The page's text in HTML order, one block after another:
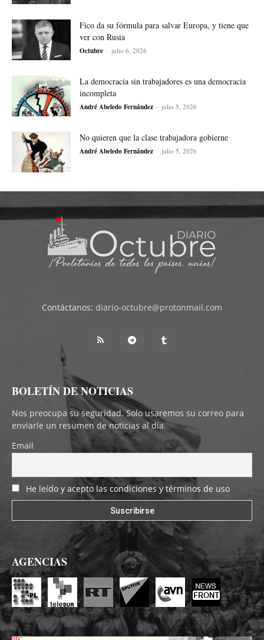
Fico da su fórmula para salvar Europa, y tiene que
ver con Rusia
Octubre - julio 6, 2026
La democracia sin trabajadores es una democracia
incompleta
André Abeledo Fernández - julio 5, 2026
No quieren que la clase trabajadora gobierne
André Abeledo Fernández - julio 5, 2026
Contáctanos: diario-octubre@protonmail.com
BOLETÍN DE NOTICIAS
Nos preocupa su seguridad. Solo usaremos su correo para
enviarle un resumen de noticias al día.
Email
He leído y acepto las condiciones y términos de uso
AGENCIAS